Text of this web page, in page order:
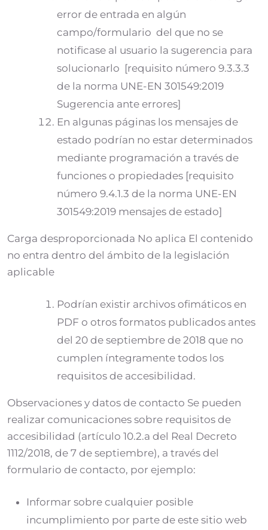
error de entrada en algún
campo/formulario del que no se
notificase al usuario la sugerencia para
solucionarlo [requisito número 9.3.3.3
de la norma UNE-EN 301549:2019
Sugerencia ante errores]
En algunas páginas los mensajes de
estado podrían no estar determinados
mediante programación a través de
funciones o propiedades [requisito
número 9.4.1.3 de la norma UNE-EN
301549:2019 mensajes de estado]
Carga desproporcionada No aplica El contenido
no entra dentro del ámbito de la legislación
aplicable
Podrían existir archivos ofimáticos en
PDF o otros formatos publicados antes
del 20 de septiembre de 2018 que no
cumplen íntegramente todos los
requisitos de accesibilidad.
Observaciones y datos de contacto Se pueden
realizar comunicaciones sobre requisitos de
accesibilidad (artículo 10.2.a del Real Decreto
1112/2018, de 7 de septiembre), a través del
formulario de contacto, por ejemplo:
Informar sobre cualquier posible
incumplimiento por parte de este sitio web